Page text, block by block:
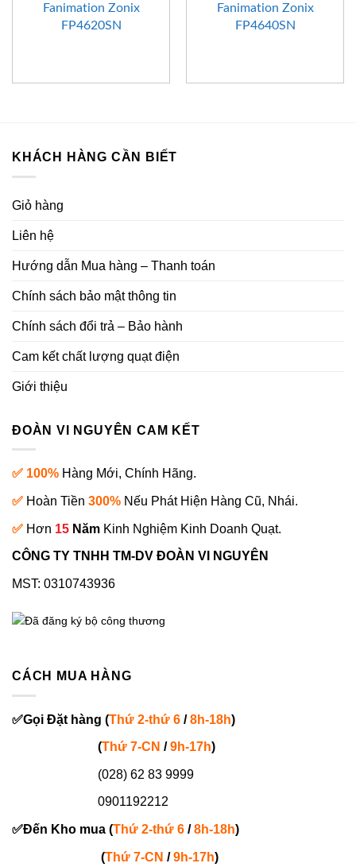
Fanimation Zonix
FP4620SN
Fanimation Zonix
FP4640SN
KHÁCH HÀNG CẦN BIẾT
Giỏ hàng
Liên hệ
Hướng dẫn Mua hàng – Thanh toán
Chính sách bảo mật thông tin
Chính sách đổi trả – Bảo hành
Cam kết chất lượng quạt điện
Giới thiệu
ĐOÀN VI NGUYÊN CAM KẾT
✅ 100% Hàng Mới, Chính Hãng.
✅ Hoàn Tiền 300% Nếu Phát Hiện Hàng Cũ, Nhái.
✅ Hơn 15 Năm Kinh Nghiệm Kinh Doanh Quạt.
CÔNG TY TNHH TM-DV ĐOÀN VI NGUYÊN
MST: 0310743936
CÁCH MUA HÀNG
✅Gọi Đặt hàng (Thứ 2-thứ 6 /8h-18h)
(Thứ 7-CN /9h-17h)
(028) 62 83 9999
0901192212
✅Đến Kho mua (Thứ 2-thứ 6 /8h-18h)
(Thứ 7-CN /9h-17h)